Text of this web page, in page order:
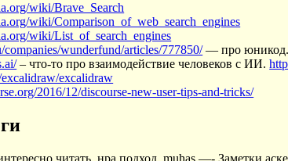
wiki/Brave_Search
wiki/Comparison_of_web_search_engines
wiki/List_of_search_engines
companies/wunderfund/articles/777850/— про юникод.
– что-то про взаимодействие человеков с ИИ.
excalidraw
2016/12/discourse-new-user-tips-and-tricks/
читать, нра подход. muhas —- Заметки